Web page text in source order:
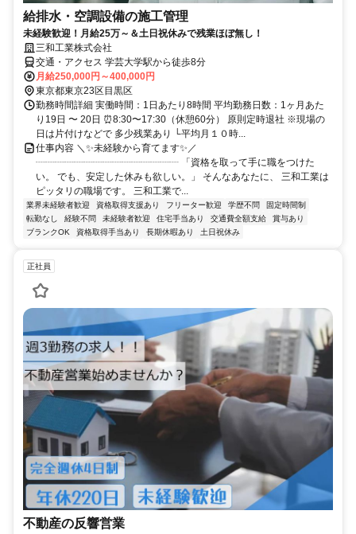
給排水・空調設備の施工管理
未経験歓迎！月給25万～＆土日祝休みで残業ほぼ無し！
三和工業株式会社
交通・アクセス 学芸大学駅から徒歩8分
月給250,000円～400,000円
東京都東京23区目黒区
勤務時間詳細 実働時間：1日あたり8時間 平均勤務日数：1ヶ月あた
り19日 〜 20日 ⏰8:30〜17:30（休憩60分） 原則定時退社 ※現場の
日は片付けなどで 多少残業あり └平均月１０時...
仕事内容 ＼✨未経験から育てます✨／
┈┈┈┈┈┈┈┈┈┈┈┈┈┈┈ 「資格を取って手に職をつけた
い。 でも、安定した休みも欲しい。」 そんなあなたに、 三和工業は
ピッタリの職場です。 三和工業で...
業界未経験者歓迎 資格取得支援あり フリーター歓迎 学歴不問
固定時間制
転勤なし
経験不問 未経験者歓迎 住宅手当あり 交通費全額支給
賞与あり
ブランクOK
資格取得手当あり 長期休暇あり 土日祝休み
正社員
不動産の反響営業